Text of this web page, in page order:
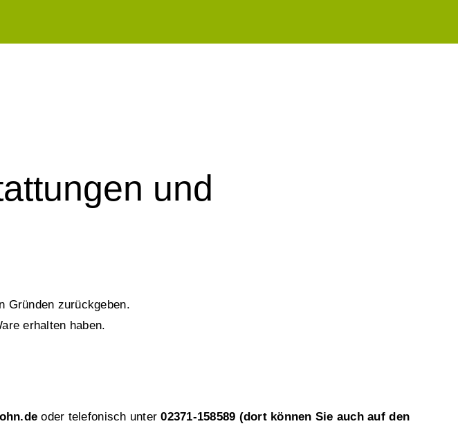
und
Gründen zurückgeben.
erhalten haben.
oder telefonisch unter02371-158589 (dort können Sie auch auf den